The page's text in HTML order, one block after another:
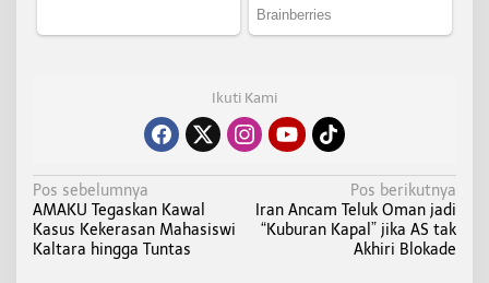
Ikuti Kami
N
a
v
Pos sebelumnya
AMAKU Tegaskan Kawal
Kasus Kekerasan Mahasiswi
Kaltara hingga Tuntas
Pos berikutnya
Iran Ancam Teluk Oman jadi
“Kuburan Kapal” jika AS tak
Akhiri Blokade